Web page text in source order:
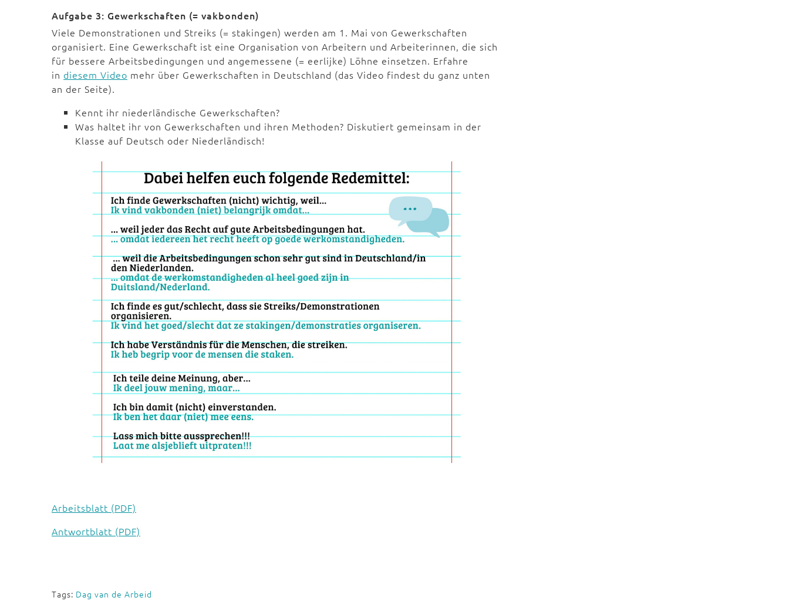
Aufgabe 3: Gewerkschaften (= vakbonden)
Viele Demonstrationen und Streiks (= stakingen) werden am 1. Mai von Gewerkschaften
organisiert. Eine Gewerkschaft ist eine Organisation von Arbeitern und Arbeiterinnen, die sich
für bessere Arbeitsbedingungen und angemessene (= eerlijke) Löhne einsetzen. Erfahre
in diesem Video mehr über Gewerkschaften in Deutschland (das Video findest du ganz unten
an der Seite).
Kennt ihr niederländische Gewerkschaften?
Was haltet ihr von Gewerkschaften und ihren Methoden? Diskutiert gemeinsam in der
Klasse auf Deutsch oder Niederländisch!
Arbeitsblatt (PDF)
Antwortblatt (PDF)
Tags: Dag van de Arbeid